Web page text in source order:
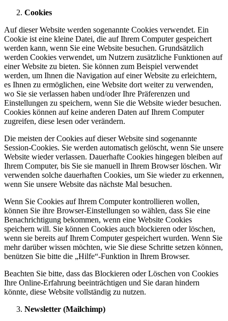
Cookies
Auf dieser Website werden sogenannte Cookies verwendet. Ein
Cookie ist eine kleine Datei, die auf Ihrem Computer gespeichert
werden kann, wenn Sie eine Website besuchen. Grundsätzlich
werden Cookies verwendet, um Nutzern zusätzliche Funktionen auf
einer Website zu bieten. Sie können zum Beispiel verwendet
werden, um Ihnen die Navigation auf einer Website zu erleichtern,
es Ihnen zu ermöglichen, eine Website dort weiter zu verwenden,
wo Sie sie verlassen haben und/oder Ihre Präferenzen und
Einstellungen zu speichern, wenn Sie die Website wieder besuchen.
Cookies können auf keine anderen Daten auf Ihrem Computer
zugreifen, diese lesen oder verändern.
Die meisten der Cookies auf dieser Website sind sogenannte
Session-Cookies. Sie werden automatisch gelöscht, wenn Sie unsere
Website wieder verlassen. Dauerhafte Cookies hingegen bleiben auf
Ihrem Computer, bis Sie sie manuell in Ihrem Browser löschen. Wir
verwenden solche dauerhaften Cookies, um Sie wieder zu erkennen,
wenn Sie unsere Website das nächste Mal besuchen.
Wenn Sie Cookies auf Ihrem Computer kontrollieren wollen,
können Sie ihre Browser-Einstellungen so wählen, dass Sie eine
Benachrichtigung bekommen, wenn eine Website Cookies
speichern will. Sie können Cookies auch blockieren oder löschen,
wenn sie bereits auf Ihrem Computer gespeichert wurden. Wenn Sie
mehr darüber wissen möchten, wie Sie diese Schritte setzen können,
benützen Sie bitte die „Hilfe“-Funktion in Ihrem Browser.
Beachten Sie bitte, dass das Blockieren oder Löschen von Cookies
Ihre Online-Erfahrung beeinträchtigen und Sie daran hindern
könnte, diese Website vollständig zu nutzen.
Newsletter (Mailchimp)